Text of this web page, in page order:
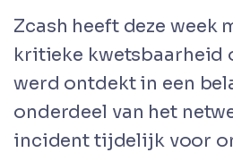
Zcash heeft deze week
kritieke kwetsbaarheid
werd ontdekt in een
onderdeel van het
incident tijdelijk voor